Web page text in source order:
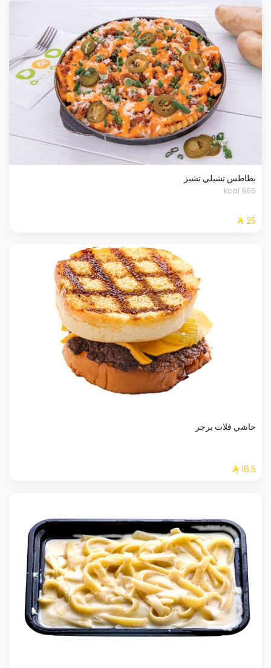
بطاطس تشيلي تشيز
965 kcal
حاشي فلات برجر